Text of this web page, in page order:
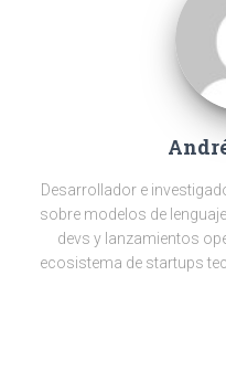
Desarrollador e
sobre modelos de
devs y lanzamientos
ecosistema de startups